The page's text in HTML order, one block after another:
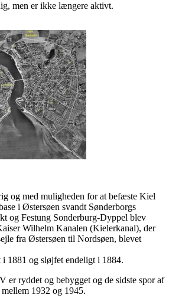
men er ikke længere aktivt.
og med muligheden for at befæste Kiel
i Østersøen svandt Sønderborgs
og Festung Sonderburg-Dyppel blev
Wilhelm Kanalen (Kielerkanal), der
fra Østersøen til Nordsøen, blevet
1881 og sløjfet endeligt i 1884.
er ryddet og bebygget og de sidste spor af
1932 og 1945.